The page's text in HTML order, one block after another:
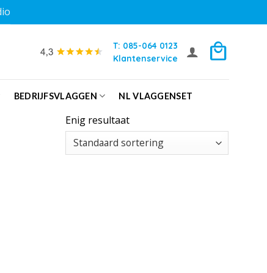
T: 085-064 0123
Klantenservice
BEDRIJFSVLAGGEN NL VLAGGENSET
Enig resultaat